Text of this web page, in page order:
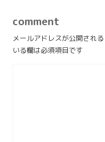
comment
メールアドレスが公開される
いる欄は必須項目です